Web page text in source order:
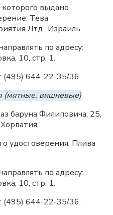
выдано
Тева
Лтд., Израиль.
по адресу:
10, стр. 1.
(495) 644-22-35/36.
(мятные, вишневые)
баруна Филиповича, 25,
удостоверения: Плива
по адресу: :
10, стр. 1.
(495) 644-22-35/36.